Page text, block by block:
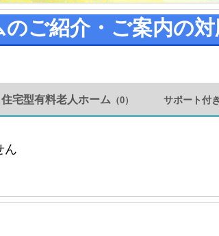
ご紹介・ご案内の
住宅型有料老人ホーム（0） サポート付
ん